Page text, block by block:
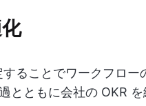
ることでワークフロ
とともに会社の OKR